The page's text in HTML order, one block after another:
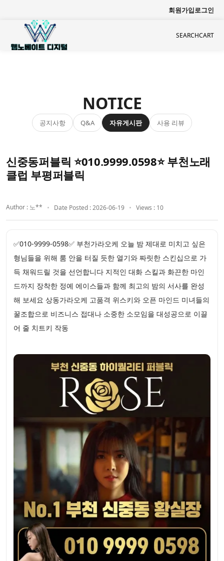
회원가입로그인
SEARCHCART
NOTICE
공지사항 Q&A 자유게시판 사용 리뷰
신중동퍼블릭 ⭐010.9999.0598⭐ 부천노래
클럽 부평퍼블릭
Author : 노** Date Posted : 2026-06-19 Views : 10
✅010-9999-0598✅ 부천가라오케 오늘 밤 제대로 미치고 싶은
형님들을 위해 룸 안을 터질 듯한 열기와 짜릿한 스킨십으로 가
득 채워드릴 것을 선언합니다 지적인 대화 스킬과 화끈한 마인
드까지 장착한 정예 에이스들과 함께 최고의 밤의 서사를 완성
해 보세요 상동가라오케 고품격 위스키와 오픈 마인드 미녀들의
꿀조합으로 비즈니스 접대나 소중한 소모임을 대성공으로 이끌
어 줄 치트키 작동